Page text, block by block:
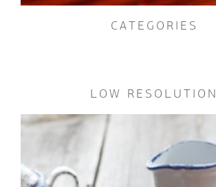
CATEGORIES
LOW RESOLUTION